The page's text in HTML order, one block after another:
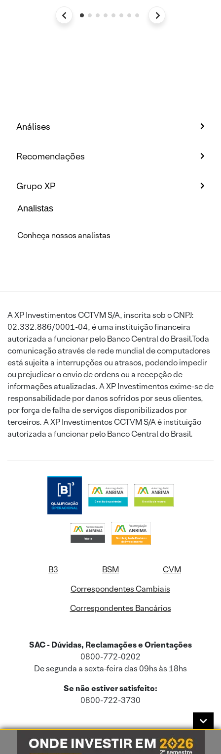
Análises
Recomendações
Grupo XP
Analistas
Conheça nossos analistas
A XP Investimentos CCTVM S/A, inscrita sob o CNPJ:
02.332.886/0001-04, é uma instituição financeira
autorizada a funcionar pelo Banco Central do Brasil.Toda
comunicação através de rede mundial de computadores
está sujeita a interrupções ou atrasos, podendo impedir
ou prejudicar o envio de ordens ou a recepção de
informações atualizadas. A XP Investimentos exime-se de
responsabilidade por danos sofridos por seus clientes,
por força de falha de serviços disponibilizados por
terceiros. A XP Investimentos CCTVM S/A é instituição
autorizada a funcionar pelo Banco Central do Brasil.
B3 BSM
CVM
Correspondentes Cambiais
Correspondentes Bancários
SAC - Dúvidas, Reclamações e Orientações
0800-772-0202
De segunda a sexta-feira das 09hs às 18hs
Se não estiver satisfeito:
0800-722-3730
Este site usa cookies e dados pessoais de acordo com a nossaPolítica de
Cookies
e a nossaPolítica de Privacidade.